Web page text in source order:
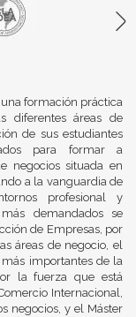
formación práctica
diferentes áreas de
de sus estudiantes
para formar a
negocios situada en
a la vanguardia de
profesional y
demandados se
de Empresas, por
áreas de negocio, el
importantes de la
la fuerza que está
Internacional,
negocios, y el Máster